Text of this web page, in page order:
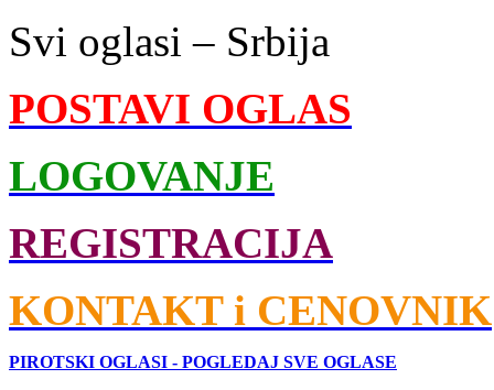
Svi oglasi – Srbija
POSTAVI OGLAS
LOGOVANJE
REGISTRACIJA
KONTAKT i CENOVNIK
PIROTSKI OGLASI - POGLEDAJ SVE OGLASE